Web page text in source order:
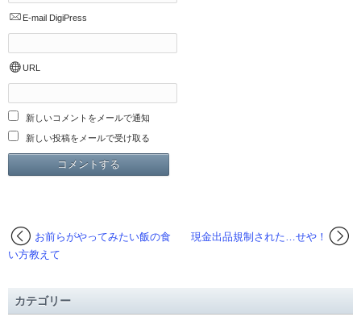
E-mail DigiPress
URL
新しいコメントをメールで通知
新しい投稿をメールで受け取る
現金出品規制された…せや！
お前らがやってみたい飯の食
い方教えて
カテゴリー